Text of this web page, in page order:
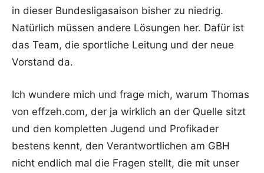
in dieser Bundesligasaison bisher zu niedrig.
Natürlich müssen andere Lösungen her. Dafür ist
das Team, die sportliche Leitung und der neue
Vorstand da.
Ich wundere mich und frage mich, warum Thomas
von effzeh.com, der ja wirklich an der Quelle sitzt
und den kompletten Jugend und Profikader
bestens kennt, den Verantwortlichen am GBH
nicht endlich mal die Fragen stellt, die mit unser